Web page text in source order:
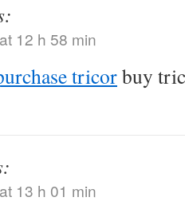
12 h 58 min
tricorbuy
13 h 01 min